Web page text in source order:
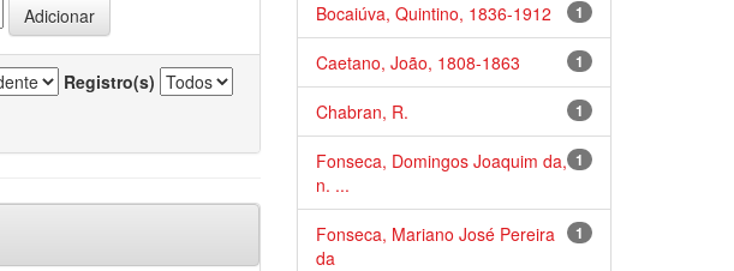
Registro(s)
1
Bocaiúva, Quintino, 1836-1912
1
Caetano, João, 1808-1863
1
Chabran, R.
1
Fonseca, Domingos Joaquim da,
n. ...
1
Fonseca, Mariano José Pereira
da